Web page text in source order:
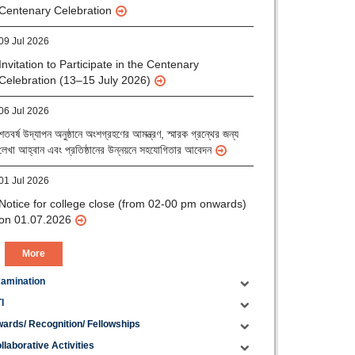
Jul 2026
Celebration (13–15 July 2026)
Jul 2026
আহ্বান এবং প্রতিষ্ঠানের উন্নয়নে সহযোগিতার আবেদন
Jul 2026
on 01.07.2026
More
Recognition/ Fellowships
Activities